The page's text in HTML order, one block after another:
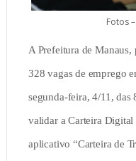
Fotos
A Prefeitura de
328 vagas de emprego
segunda-feira, 4/11, das
validar a Carteira Digital
aplicativo “Carteira de